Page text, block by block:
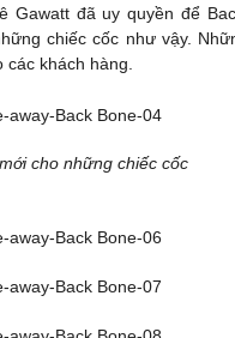
Gawatt đã uy quyền để
chiếc cốc như vậy.
các khách hàng.
cho những chiếc cốc